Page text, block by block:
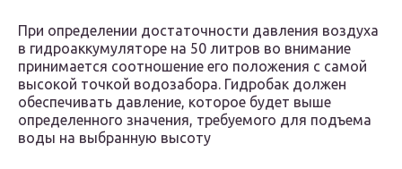
При определении достаточности давления воздуха
в гидроаккумуляторе на 50 литров во внимание
принимается соотношение его положения с самой
высокой точкой водозабора. Гидробак должен
обеспечивать давление, которое будет выше
определенного значения, требуемого для подъема
воды на выбранную высоту